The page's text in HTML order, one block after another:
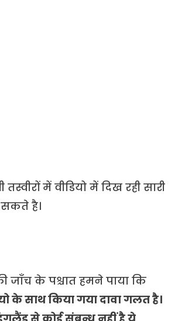
में वीडियो में दिख रही सारी
है।
जाँच के पश्चात हमने पाया कि
के साथ किया गया दावा गलत है।